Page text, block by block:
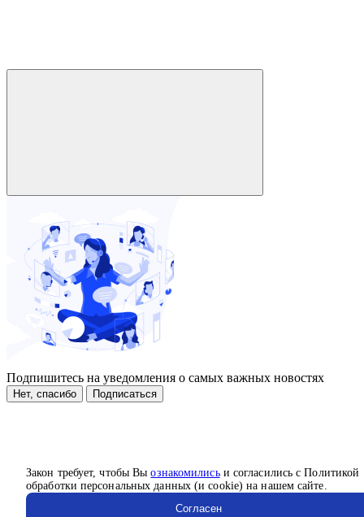
Закон требует, чтобы Выознакомилисьи согласились с Политикой
обработки персональных данных (и cookie) на нашем сайте.
Согласен
Подпишитесь на уведомления о самых важных новостях
Нет, спасибо Подписаться